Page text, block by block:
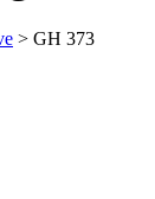
> GH 373